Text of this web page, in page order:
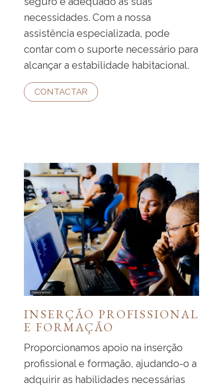
necessidades. Com a nossa
assistência especializada, pode
contar com o suporte necessário para
alcançar a estabilidade habitacional.
CONTACTAR
INSERÇÃO PROFISSIONAL
E FORMAÇÃO
Proporcionamos apoio na inserção
profissional e formação, ajudando-o a
adquirir as habilidades necessárias